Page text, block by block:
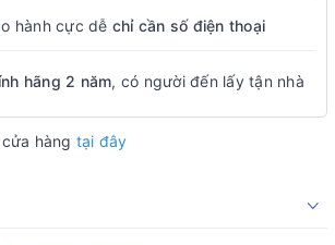
hành cực dễ chỉ cần số điện thoại
hãng 2 năm, có người đến lấy tận nhà
hàng tại đây